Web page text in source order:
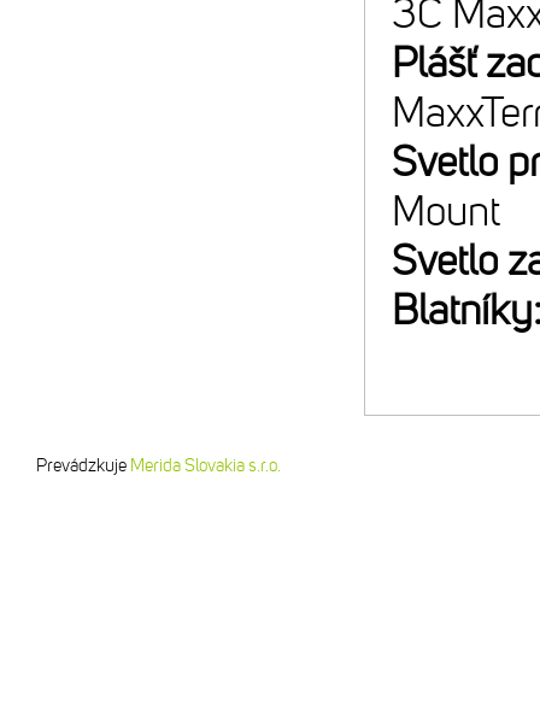
3C
Plášť
Svetlo
Mount
Svetlo
Prevádzkuje Merida Slovakia s.r.o.